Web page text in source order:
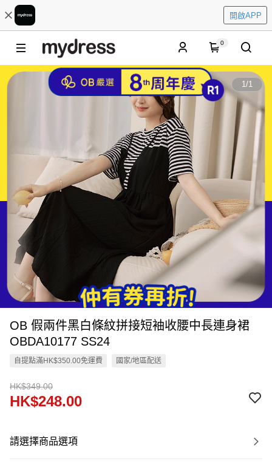
開啟APP
0
1/1
OB 假兩件黑白條紋拼接短袖收腰中長連身裙
OBDA10177 SS24
自提點滿HK$350.00免運費 國家/地區配送
HK$349.00
HK$248.00
請選擇商品選項